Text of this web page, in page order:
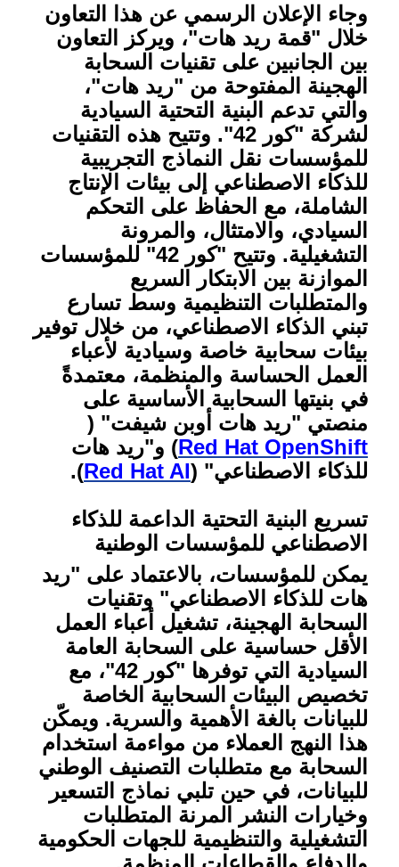
وجاء الإعلان الرسمي عن هذا التعاون
خلال "قمة ريد هات"، ويركز التعاون
بين الجانبين على تقنيات السحابة
الهجينة المفتوحة من "ريد هات"،
والتي تدعم البنية التحتية السيادية
لشركة "كور 42". وتتيح هذه التقنيات
للمؤسسات نقل النماذج التجريبية
للذكاء الاصطناعي إلى بيئات الإنتاج
الشاملة، مع الحفاظ على التحكم
السيادي، والامتثال، والمرونة
التشغيلية. وتتيح "كور 42" للمؤسسات
الموازنة بين الابتكار السريع
والمتطلبات التنظيمية وسط تسارع
تبني الذكاء الاصطناعي، من خلال توفير
بيئات سحابية خاصة وسيادية لأعباء
العمل الحساسة والمنظمة، معتمدةً
في بنيتها السحابية الأساسية على
منصتي "ريد هات أوبن شيفت" (
Red Hat OpenShift) و"ريد هات
للذكاء الاصطناعي" (Red Hat AI
).
تسريع البنية التحتية الداعمة للذكاء
الاصطناعي للمؤسسات الوطنية
يمكن للمؤسسات، بالاعتماد على "ريد
هات للذكاء الاصطناعي" وتقنيات
السحابة الهجينة، تشغيل أعباء العمل
الأقل حساسية على السحابة العامة
السيادية التي توفرها "كور 42"، مع
تخصيص البيئات السحابية الخاصة
للبيانات بالغة الأهمية والسرية. ويمكّن
هذا النهج العملاء من مواءمة استخدام
السحابة مع متطلبات التصنيف الوطني
للبيانات، في حين تلبي نماذج التسعير
وخيارات النشر المرنة المتطلبات
التشغيلية والتنظيمية للجهات الحكومية